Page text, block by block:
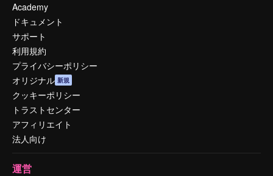
Academy
ドキュメント
サポート
利用規約
プライバシーポリシー
オリジナル 新規
クッキーポリシー
トラストセンター
アフィリエイト
法人向け
運営